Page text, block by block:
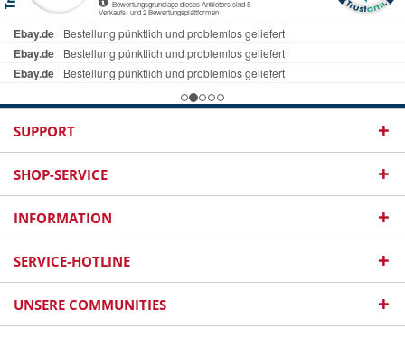
SUPPORT
SHOP-SERVICE
INFORMATION
SERVICE-HOTLINE
UNSERE COMMUNITIES